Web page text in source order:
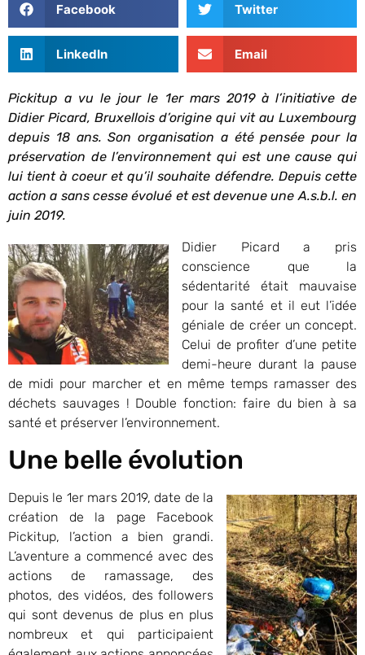
Facebook Twitter
LinkedIn Email
Pickitup a vu le jour le 1er mars 2019 à l’initiative de
Didier Picard, Bruxellois d’origine qui vit au Luxembourg
depuis 18 ans. Son organisation a été pensée pour la
préservation de l’environnement qui est une cause qui
lui tient à coeur et qu’il souhaite défendre. Depuis cette
action a sans cesse évolué et est devenue une A.s.b.l. en
juin 2019.
Didier Picard a pris
conscience que la
sédentarité était mauvaise
pour la santé et il eut l’idée
géniale de créer un concept.
Celui de profiter d’une petite
demi-heure durant la pause
de midi pour marcher et en même temps ramasser des
déchets sauvages ! Double fonction: faire du bien à sa
santé et préserver l’environnement.
Une belle évolution
Depuis le 1er mars 2019, date de la
création de la page Facebook
Pickitup, l’action a bien grandi.
L’aventure a commencé avec des
actions de ramassage, des
photos, des vidéos, des followers
qui sont devenus de plus en plus
nombreux et qui participaient